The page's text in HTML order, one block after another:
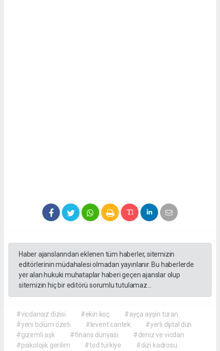
Haber ajanslarından eklenen tüm haberler, sitemizin
editörlerinin müdahalesi olmadan yayınlanır. Bu haberlerde
yer alan hukuki muhataplar haberi geçen ajanslar olup
sitemizin hiç bir editörü sorumlu tutulamaz...
#vicdansız dizisi #ekin koç
#ayça ayşin turan
#yeni bölüm özeti
#levent cantek
#yerli dijital dizi
#gizemli aşk
#finans dünyası
#deniz ve vicdan
#psikolojik gerilim
#tod türkiye
#dizi kadrosu